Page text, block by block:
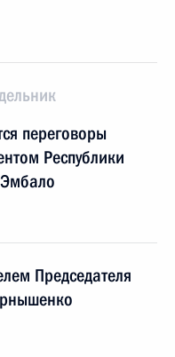
переговоры
Республики
Председателя